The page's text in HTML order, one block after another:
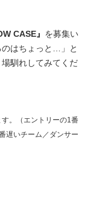
CASE』 を募集い
のはちょっと…」
と
馴れしてみてくだ
す。（エントリーの1番
遅いチーム／ダンサー